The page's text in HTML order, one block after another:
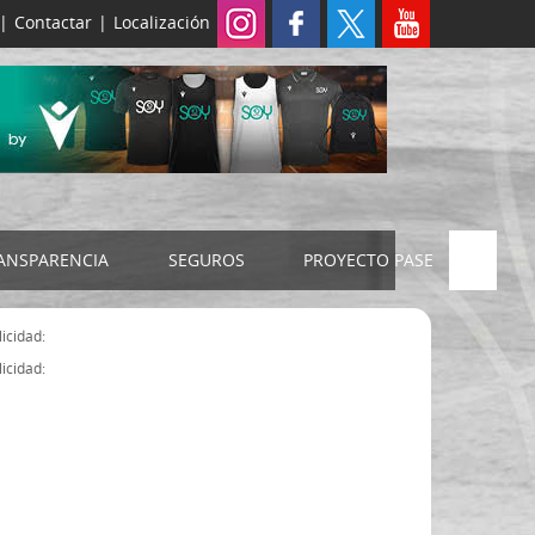
| Contactar | Localización
2024
SEGUROS
SEGURO JUDEX
PROYECTO PASE